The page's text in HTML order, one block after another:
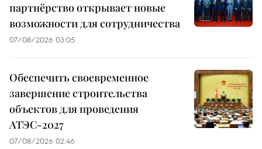
партнёрство открывает новые
возможности для сотрудничества
07/08/2026 03:05
Обеспечить своевременное
завершение строительства
объектов для проведения
АТЭС-2027
07/08/2026 02:46